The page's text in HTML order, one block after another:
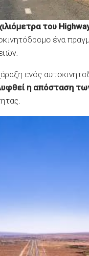
του
ένα
ενός
η απόσταση